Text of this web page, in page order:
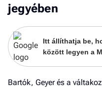
jegyében
Itt állíthatja be,
között legyen a
Bartók, Geyer és a